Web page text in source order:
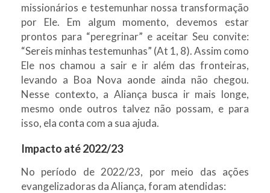
missionários e testemunhar nossa transformação
por Ele. Em algum momento, devemos estar
prontos para “peregrinar” e aceitar Seu convite:
“Sereis minhas testemunhas” (At 1, 8). Assim como
Ele nos chamou a sair e ir além das fronteiras,
levando a Boa Nova aonde ainda não chegou.
Nesse contexto, a Aliança busca ir mais longe,
mesmo onde outros talvez não possam, e para
isso, ela conta com a sua ajuda.
Impacto até 2022/23
No período de 2022/23, por meio das ações
evangelizadoras da Aliança, foram atendidas: